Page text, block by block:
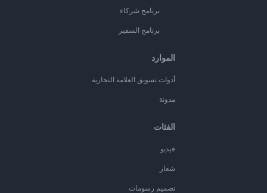
برنامج شركاء
برنامج السفير
الموارد
أدوات تسويق العلامة التجارية
مدونة
الفئات
فيديو
شعار
تصميم رسومات